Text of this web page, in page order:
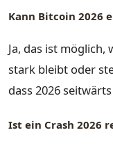
Kann Bitcoin 2026
Ja, das ist
stark bleibt oder
dass 2026
Ist ein Crash 2026